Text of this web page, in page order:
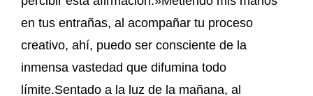
en tus entrañas, al acompañar tu proceso
creativo, ahí, puedo ser consciente de la
inmensa vastedad que difumina todo
límite.Sentado a la luz de la mañana, al